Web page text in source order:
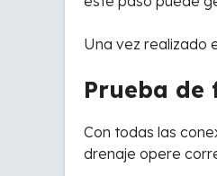
Una vez realizado
Prueba de
Con todas las
drenaje opere